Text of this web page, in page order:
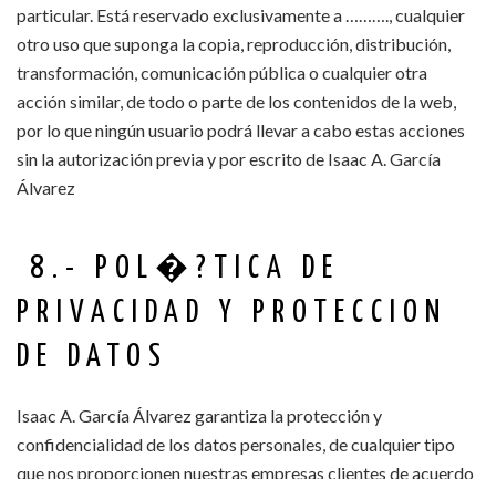
particular. Está reservado exclusivamente a ………., cualquier
otro uso que suponga la copia, reproducción, distribución,
transformación, comunicación pública o cualquier otra
acción similar, de todo o parte de los contenidos de la web,
por lo que ningún usuario podrá llevar a cabo estas acciones
sin la autorización previa y por escrito de Isaac A. García
Álvarez
8.- POL�?TICA DE
PRIVACIDAD Y PROTECCION
DE DATOS
Isaac A. García Álvarez garantiza la protección y
confidencialidad de los datos personales, de cualquier tipo
que nos proporcionen nuestras empresas clientes de acuerdo